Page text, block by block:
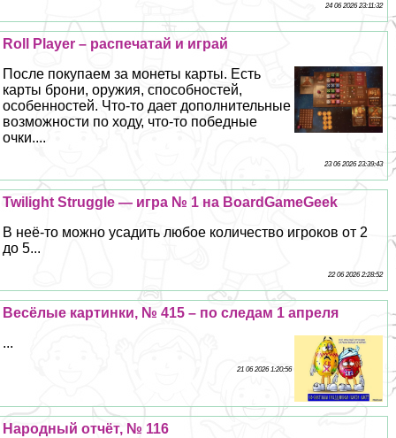
24 06 2026 23:11:32
Roll Player – распечатай и играй
После покупаем за монеты карты. Есть
карты брони, оружия, способностей,
особенностей. Что-то дает дополнительные
возможности по ходу, что-то победные
очки....
23 06 2026 23:39:43
Twilight Struggle — игра № 1 на BoardGameGeek
В неё-то можно усадить любое количество игроков от 2
до 5...
22 06 2026 2:28:52
Весёлые картинки, № 415 – по следам 1 апреля
...
21 06 2026 1:20:56
Народный отчёт, № 116